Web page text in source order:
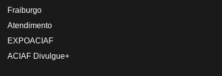
Fraiburgo
Atendimento
EXPOACIAF
ACIAF Divulgue+